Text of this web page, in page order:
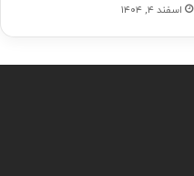
اسفند ۴, ۱۴۰۴